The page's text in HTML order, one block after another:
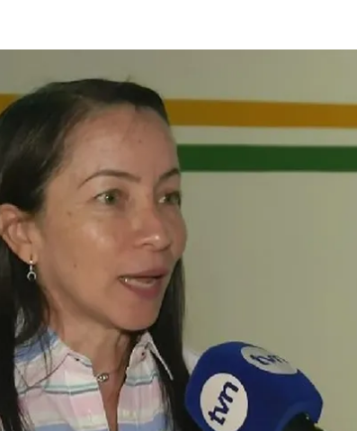
por suscribirte a nuestro boletín.
ACEPTAR